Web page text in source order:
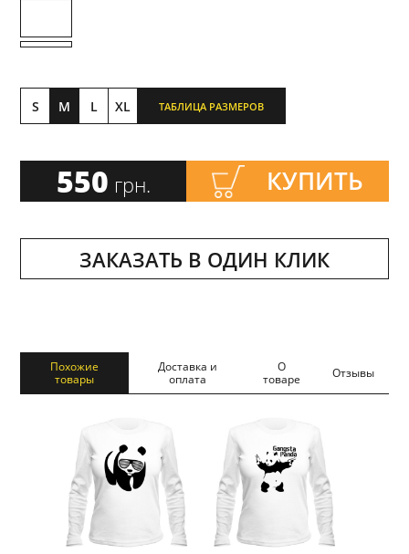
S M L XL ТАБЛИЦА РАЗМЕРОВ
550 грн. КУПИТЬ
ЗАКАЗАТЬ В ОДИН КЛИК
Похожие
товары
Доставка и
оплата
О
товаре
Отзывы